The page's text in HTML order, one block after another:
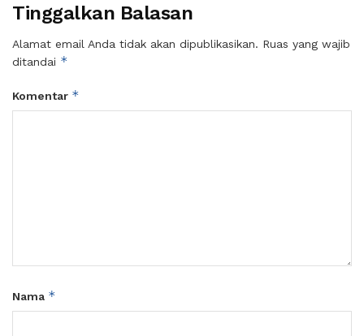
Tinggalkan Balasan
Alamat email Anda tidak akan dipublikasikan. Ruas yang wajib
ditandai *
Komentar *
Nama *